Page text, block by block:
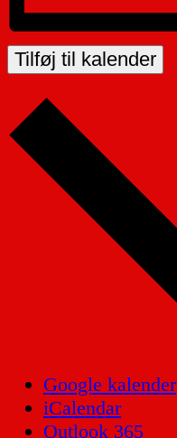
Tilføj til kalender
Google kalender
iCalendar
Outlook 365